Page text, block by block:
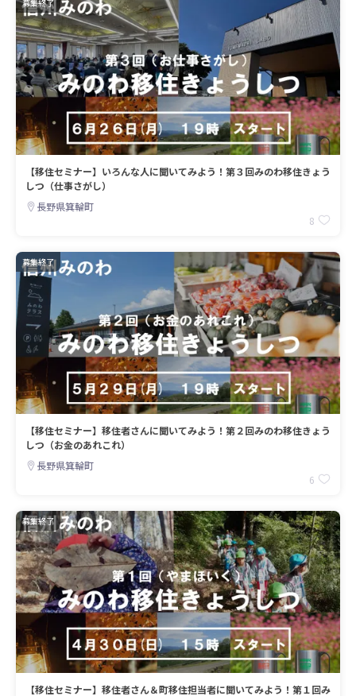
募集終了
【移住セミナー】いろんな人に聞いてみよう！第３回みのわ移住きょう
しつ（仕事さがし）
長野県箕輪町
8
募集終了
【移住セミナー】移住者さんに聞いてみよう！第２回みのわ移住きょう
しつ（お金のあれこれ）
長野県箕輪町
6
募集終了
【移住セミナー】移住者さん＆町移住担当者に聞いてみよう！第１回み